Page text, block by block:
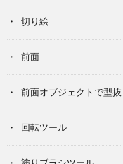
切り絵
前面
前面オブジェクトで型抜
回転ツール